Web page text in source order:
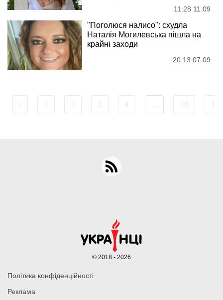
11:28 11.09
"Поголюся налисо": схудла
Наталія Могилевська пішла на
крайні заходи
20:13 07.09
Політика конфіденційності
Реклама
© 2018 - 2026